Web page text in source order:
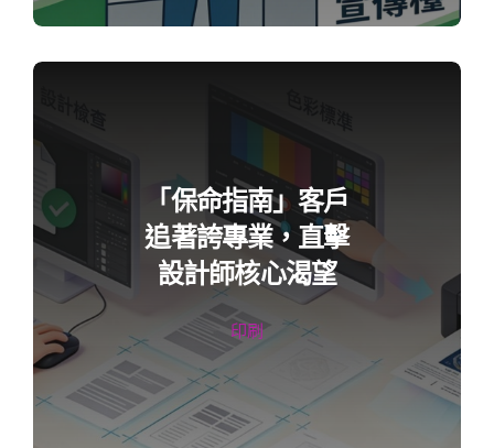
「保命指南」客戶
追著誇專業，直擊
設計師核心渴望
印刷